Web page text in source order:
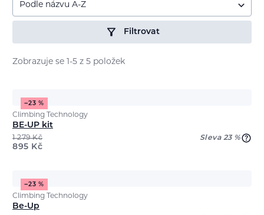
Podle názvu A-Z
Filtrovat
Zobrazuje se 1-5 z 5 položek
−23 %
Climbing Technology
BE-UP kit
1 279Kč Sleva 23 %
895 Kč
−23 %
Climbing Technology
Be-Up